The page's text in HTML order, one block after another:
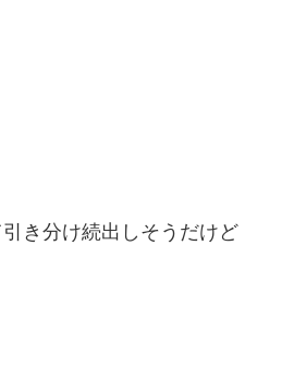
き分け続出しそうだけど